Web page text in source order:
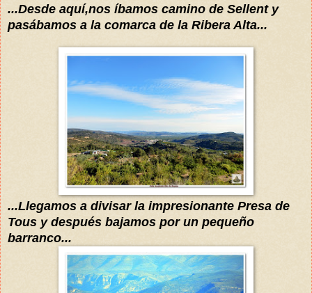
...Desde aquí,nos íbamos camino de Sellent y
pasábamos a la comarca de la Ribera Alta...
...Llegamos a divisar la impresionante Presa de
Tous ydespués bajamos por un pequeño
barranco...